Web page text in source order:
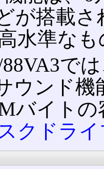
が搭載
水準な
で
ウンド
バイト
クドラ